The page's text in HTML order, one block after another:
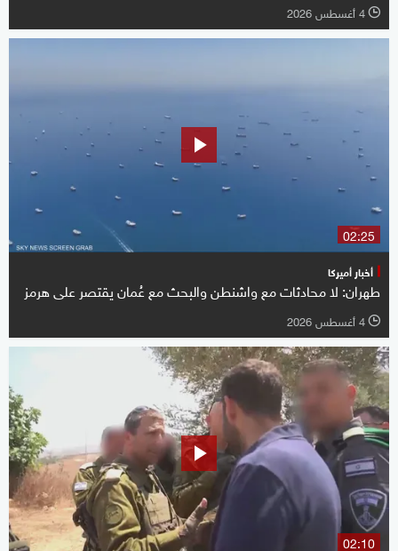
l 4 أغسطس 2026
02:25
أخبار أميركا
طهران: لا محادثات مع واشنطن والبحث مع عُمان يقتصر على هرمز
l 4 أغسطس 2026
02:10